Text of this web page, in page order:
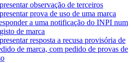
observação de terceiros
prova de uso de uma marca
a uma notificação do INPI num
de marca
resposta a recusa provisória de
de marca, com pedido de provas de